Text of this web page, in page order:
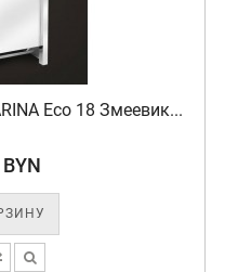
Eco 18 Змеевик...